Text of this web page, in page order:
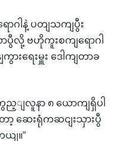
ာဂါနဲ့ ပတျသကျပွီး
လို့ ဗဟိုကူးစကျရောဂါ
ရေးမှူး ဒေါကျတာခ
လူနာ ၈ ယောကျရှိပါ
ာ့ ဆေးရုံကဆငျးသှားပွီ
ျ။”